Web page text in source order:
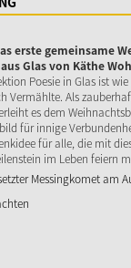
erste gemeinsame
Glas von Käthe
Poesie in Glas ist
Vermählte. Als
es dem
für innige
für alle, die mit
im Leben feiern
Messingkomet am